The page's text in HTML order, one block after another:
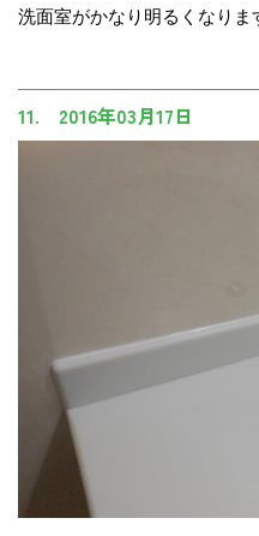
洗面室がかなり明るくなりま
11. 2016年03月17日